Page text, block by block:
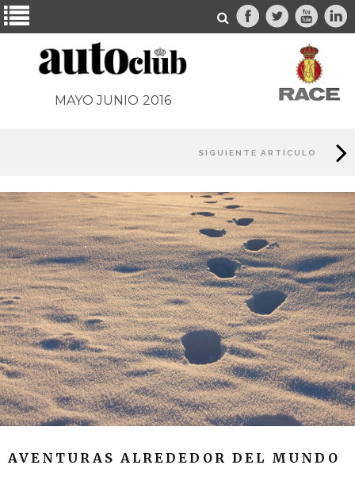
MAYO JUNIO 2016
SIGUIENTE ARTÍCULO
AVENTURAS ALREDEDOR DEL MUNDO